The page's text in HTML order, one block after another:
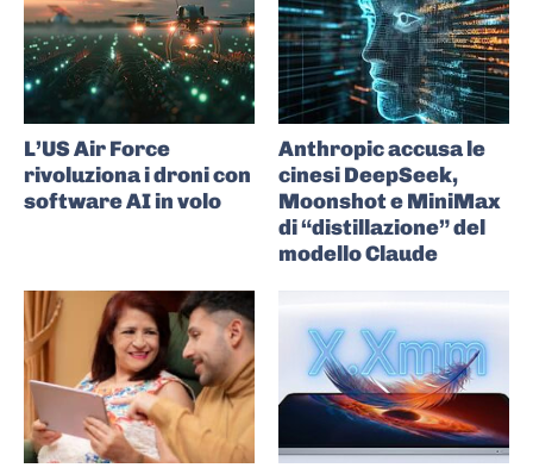
L’US Air Force
rivoluziona i droni con
software AI in volo
Anthropic accusa le
cinesi DeepSeek,
Moonshot e MiniMax
di “distillazione” del
modello Claude